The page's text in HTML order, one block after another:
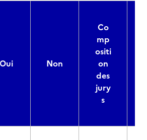
Oui Non
Co
mp
ositi
on
des
jury
s